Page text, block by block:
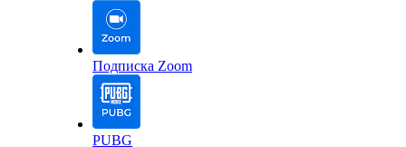
Подписка Zoom
PUBG